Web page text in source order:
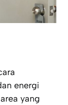
energi
yang